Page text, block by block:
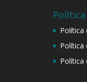
Política
Política
Política